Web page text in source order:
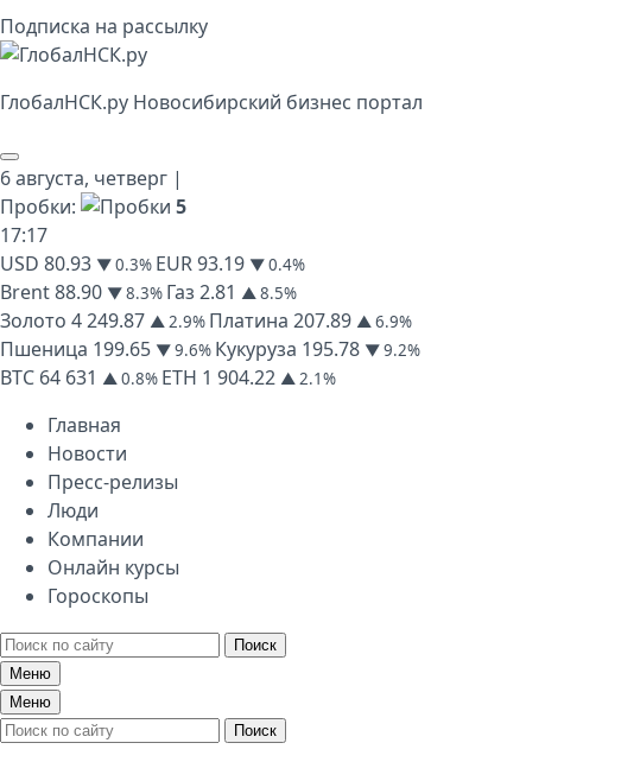
Подписка на рассылку
ГлобалНСК.py Новосибирский бизнес портал
6 августа, четверг |
Пробки:
5
17:17
USD 80.93 ▼ 0.3% EUR93.19 ▼ 0.4%
Brent88.90 ▼ 8.3% Газ 2.81 ▲ 8.5%
Золото 4 249.87 ▲ 2.9% Платина 207.89 ▲ 6.9%
Пшеница 199.65 ▼ 9.6% Кукуруза 195.78 ▼ 9.2%
BTC 64 631 ▲ 0.8% ETH 1 904.22 ▲ 2.1%
Главная
Новости
Пресс-релизы
Люди
Компании
Онлайн курсы
Гороскопы
Поиск
Меню
Меню
Поиск